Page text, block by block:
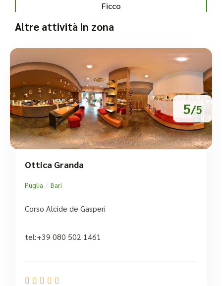
Ficco
Altre attività in zona
5/5
Ottica Granda
Puglia / Bari
Corso Alcide de Gasperi
tel:+39 080 502 1461
    